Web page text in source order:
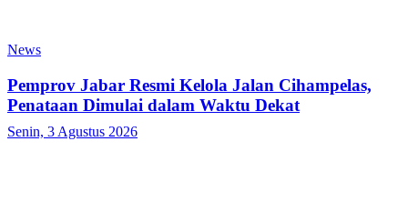
News
Pemprov Jabar Resmi Kelola Jalan Cihampelas,
Penataan Dimulai dalam Waktu Dekat
Senin, 3 Agustus 2026